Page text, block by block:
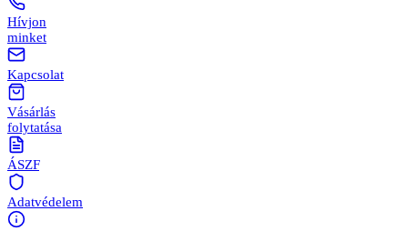
Hívjon
minket
Kapcsolat
Vásárlás
folytatása
ÁSZF
Adatvédelem